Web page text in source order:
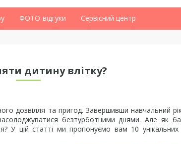
ФОТО-відгуки Сервісний центр
дитину влітку?
дозвілля та пригод. Завершивши навчальний
безтурботними днями. Але як
У цій статті ми пропонуємо вам 10